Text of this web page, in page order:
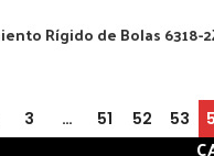
Rígido de Bolas 6318-
3 … 51 52 53